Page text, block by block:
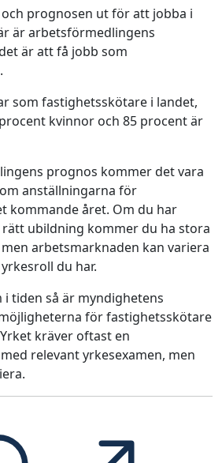
prognosen ut för att jobba i
är arbetsförmedlingens
är att få jobb som
som fastighetsskötare i landet,
kvinnor och 85 procent är
prognos kommer det vara
anställningarna för
kommande året. Om du har
ubildning kommer du ha stora
arbetsmarknaden kan variera
du har.
tiden så är myndighetens
för fastighetsskötare
kräver oftast en
relevant yrkesexamen, men